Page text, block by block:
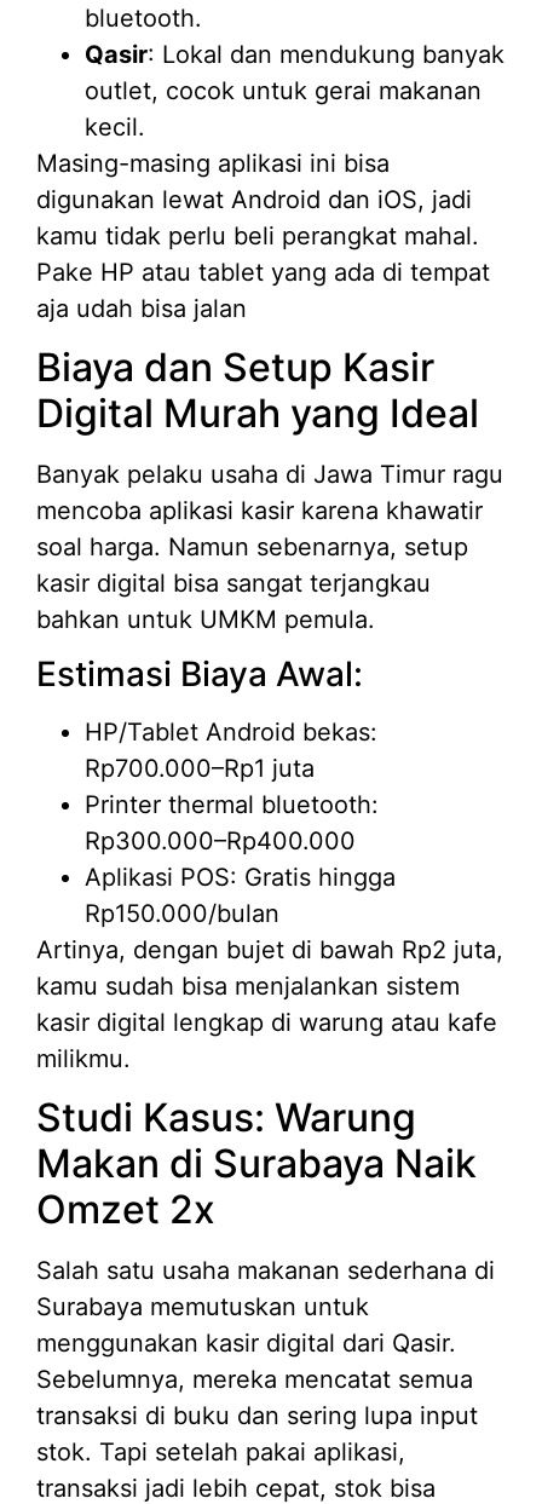
bluetooth.
Qasir: Lokal dan mendukung banyak
outlet, cocok untuk gerai makanan
kecil.
Masing-masing aplikasi ini bisa
digunakan lewat Android dan iOS, jadi
kamu tidak perlu beli perangkat mahal.
Pake HP atau tablet yang ada di tempat
aja udah bisa jalan
Biaya dan Setup Kasir
Digital Murah yang Ideal
Banyak pelaku usaha di Jawa Timur ragu
mencoba aplikasi kasir karena khawatir
soal harga. Namun sebenarnya, setup
kasir digital bisa sangat terjangkau
bahkan untuk UMKM pemula.
Estimasi Biaya Awal:
HP/Tablet Android bekas:
Rp700.000–Rp1 juta
Printer thermal bluetooth:
Rp300.000–Rp400.000
Aplikasi POS: Gratis hingga
Rp150.000/bulan
Artinya, dengan bujet di bawah Rp2 juta,
kamu sudah bisa menjalankan sistem
kasir digital lengkap di warung atau kafe
milikmu.
Studi Kasus: Warung
Makan di Surabaya Naik
Omzet 2x
Salah satu usaha makanan sederhana di
Surabaya memutuskan untuk
menggunakan kasir digital dari Qasir.
Sebelumnya, mereka mencatat semua
transaksi di buku dan sering lupa input
stok. Tapi setelah pakai aplikasi,
transaksi jadi lebih cepat, stok bisa